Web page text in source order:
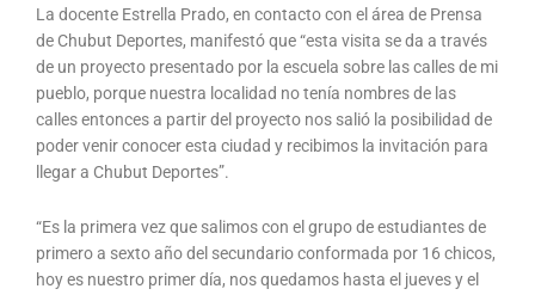
La docente Estrella Prado, en contacto con el área de Prensa
de Chubut Deportes, manifestó que “esta visita se da a través
de un proyecto presentado por la escuela sobre las calles de mi
pueblo, porque nuestra localidad no tenía nombres de las
calles entonces a partir del proyecto nos salió la posibilidad de
poder venir conocer esta ciudad y recibimos la invitación para
llegar a Chubut Deportes”.
“Es la primera vez que salimos con el grupo de estudiantes de
primero a sexto año del secundario conformada por 16 chicos,
hoy es nuestro primer día, nos quedamos hasta el jueves y el